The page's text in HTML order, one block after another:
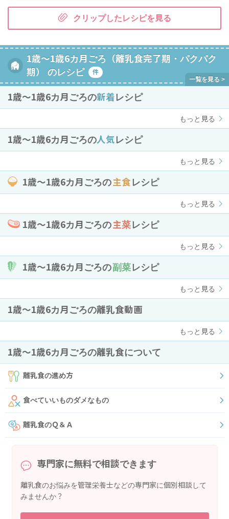
クリップしたレシピを見る
1歳～1歳6カ月ごろ（離乳食完了期・パクパク
期） のレシピ
件
1歳〜1歳6カ月ごろの新着レシピ
もっと見る
1歳〜1歳6カ月ごろの人気レシピ
もっと見る
1歳〜1歳6カ月ごろの主食 レシピ
もっと見る
1歳〜1歳6カ月ごろの主菜レシピ
もっと見る
1歳〜1歳6カ月ごろの副菜レシピ
もっと見る
1歳〜1歳6カ月ごろの離乳食動画
もっと見る
1歳〜1歳6カ月ごろの離乳食について
離乳食の進め方
食べていいものダメなもの
離乳食のＱ＆Ａ
専門家に無料で相談できます
離乳食のお悩みを管理栄養士などの専門家に個別相談して
みませんか？